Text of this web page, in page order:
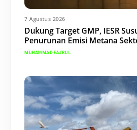
7 Agustus 2026
Dukung Target GMP, IESR
Penurunan Emisi Metana
MUHAMMAD FAJRUL